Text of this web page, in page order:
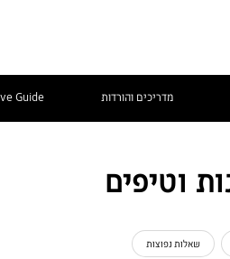
מדריכים והורדות Guide
וטיפים
שאלות נפוצות